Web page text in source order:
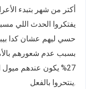
أكتر من شهر بتبدء
يفتكروا الحدث اللي
حسي ليهم عشان كدا
بسبب عدم شعورهم
ينتحروا بالفعل.